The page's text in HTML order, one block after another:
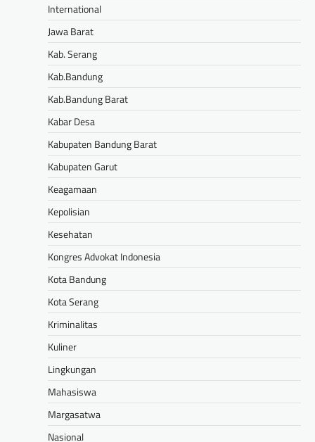
International
Jawa Barat
Kab. Serang
Kab.Bandung
Kab.Bandung Barat
Kabar Desa
Kabupaten Bandung Barat
Kabupaten Garut
Keagamaan
Kepolisian
Kesehatan
Kongres Advokat Indonesia
Kota Bandung
Kota Serang
Kriminalitas
Kuliner
Lingkungan
Mahasiswa
Margasatwa
Nasional